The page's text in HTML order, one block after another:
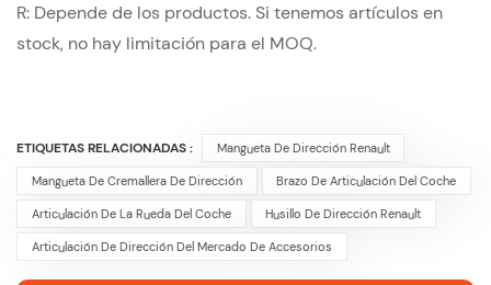
R: Depende de los productos. Si tenemos artículos en
stock, no hay limitación para el MOQ.
ETIQUETAS RELACIONADAS : Mangueta De Dirección Renault
Mangueta De Cremallera De Dirección Brazo De Articulación Del Coche
Articulación De La Rueda Del Coche Husillo De Dirección Renault
Articulación De Dirección Del Mercado De Accesorios